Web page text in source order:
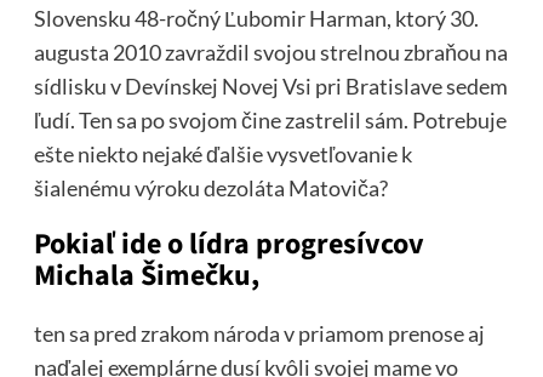
Slovensku 48-ročný Ľubomir Harman, ktorý 30.
augusta 2010 zavraždil svojou strelnou zbraňou na
sídlisku v Devínskej Novej Vsi pri Bratislave sedem
ľudí. Ten sa po svojom čine zastrelil sám. Potrebuje
ešte niekto nejaké ďalšie vysvetľovanie k
šialenému výroku dezoláta Matoviča?
Pokiaľ ide o lídra progresívcov
Michala Šimečku,
ten sa pred zrakom národa v priamom prenose aj
naďalej exemplárne dusí kvôli svojej mame vo